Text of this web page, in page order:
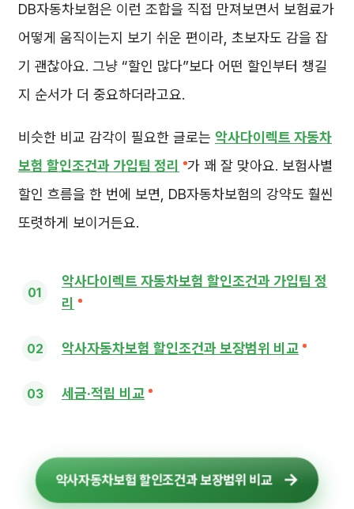
DB자동차보험은 이런 조합을 직접 만져보면서 보험료가
어떻게 움직이는지 보기 쉬운 편이라, 초보자도 감을 잡
기 괜찮아요. 그냥 “할인 많다”보다 어떤 할인부터 챙길
지 순서가 더 중요하더라고요.
비슷한 비교 감각이 필요한 글로는 악사다이렉트 자동차
보험 할인조건과 가입팁 정리
가 꽤 잘 맞아요. 보험사별
할인 흐름을 한 번에 보면, DB자동차보험의 강약도 훨씬
또렷하게 보이거든요.
악사다이렉트 자동차보험 할인조건과 가입팁 정
리
악사자동차보험 할인조건과 보장범위 비교
세금·적립 비교
악사자동차보험 할인조건과 보장범위 비교